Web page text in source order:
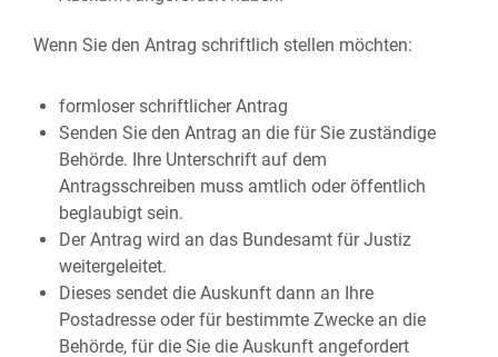
Wenn Sie den Antrag schriftlich stellen möchten:
formloser schriftlicher Antrag
Senden Sie den Antrag an die für Sie zuständige
Behörde. Ihre Unterschrift auf dem
Antragsschreiben muss amtlich oder öffentlich
beglaubigt sein.
Der Antrag wird an das Bundesamt für Justiz
weitergeleitet.
Dieses sendet die Auskunft dann an Ihre
Postadresse oder für bestimmte Zwecke an die
Behörde, für die Sie die Auskunft angefordert